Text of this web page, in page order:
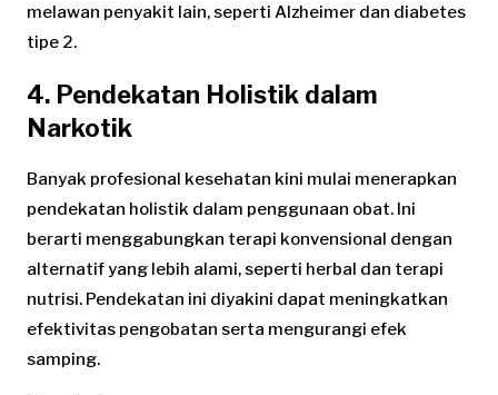
melawan penyakit lain, seperti Alzheimer dan diabetes
tipe 2.
4. Pendekatan Holistik dalam
Narkotik
Banyak profesional kesehatan kini mulai menerapkan
pendekatan holistik dalam penggunaan obat. Ini
berarti menggabungkan terapi konvensional dengan
alternatif yang lebih alami, seperti herbal dan terapi
nutrisi. Pendekatan ini diyakini dapat meningkatkan
efektivitas pengobatan serta mengurangi efek
samping.